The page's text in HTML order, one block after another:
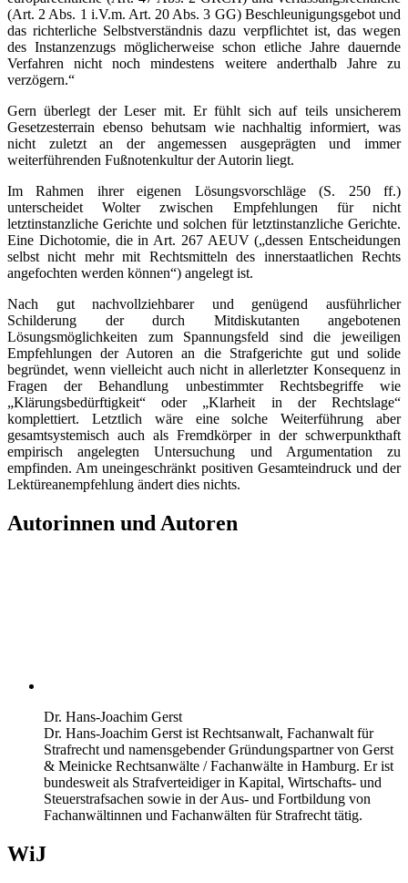
(Art. 2 Abs. 1 i.V.m. Art. 20 Abs. 3 GG) Beschleunigungsgebot und
das richterliche Selbstverständnis dazu verpflichtet ist, das wegen
des Instanzenzugs möglicherweise schon etliche Jahre dauernde
Verfahren nicht noch mindestens weitere anderthalb Jahre zu
verzögern.“
Gern überlegt der Leser mit. Er fühlt sich auf teils unsicherem
Gesetzesterrain ebenso behutsam wie nachhaltig informiert, was
nicht zuletzt an der angemessen ausgeprägten und immer
weiterführenden Fußnotenkultur der Autorin liegt.
Im Rahmen ihrer eigenen Lösungsvorschläge (S. 250 ff.)
unterscheidet Wolter zwischen Empfehlungen für nicht
letztinstanzliche Gerichte und solchen für letztinstanzliche Gerichte.
Eine Dichotomie, die in Art. 267 AEUV („dessen Entscheidungen
selbst nicht mehr mit Rechtsmitteln des innerstaatlichen Rechts
angefochten werden können“) angelegt ist.
Nach gut nachvollziehbarer und genügend ausführlicher
Schilderung der durch Mitdiskutanten angebotenen
Lösungsmöglichkeiten zum Spannungsfeld sind die jeweiligen
Empfehlungen der Autoren an die Strafgerichte gut und solide
begründet, wenn vielleicht auch nicht in allerletzter Konsequenz in
Fragen der Behandlung unbestimmter Rechtsbegriffe wie
„Klärungsbedürftigkeit“ oder „Klarheit in der Rechtslage“
komplettiert. Letztlich wäre eine solche Weiterführung aber
gesamtsystemisch auch als Fremdkörper in der schwerpunkthaft
empirisch angelegten Untersuchung und Argumentation zu
empfinden. Am uneingeschränkt positiven Gesamteindruck und der
Lektüreanempfehlung ändert dies nichts.
Autorinnen und Autoren
Dr. Hans-Joachim Gerst
Dr. Hans-Joachim Gerst ist Rechtsanwalt, Fachanwalt für
Strafrecht und namensgebender Gründungspartner von Gerst
& Meinicke Rechtsanwälte / Fachanwälte in Hamburg. Er ist
bundesweit als Strafverteidiger in Kapital, Wirtschafts- und
Steuerstrafsachen sowie in der Aus- und Fortbildung von
Fachanwältinnen und Fachanwälten für Strafrecht tätig.
WiJ